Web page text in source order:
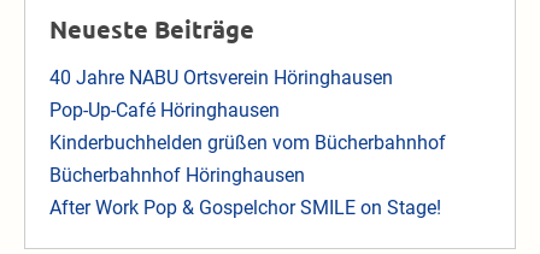
Neueste Beiträge
40 Jahre NABU Ortsverein Höringhausen
Pop-Up-Café Höringhausen
Kinderbuchhelden grüßen vom Bücherbahnhof
Bücherbahnhof Höringhausen
After Work Pop & Gospelchor SMILE on Stage!